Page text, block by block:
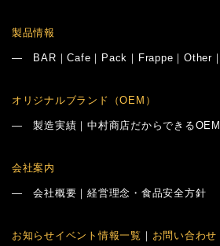
製品情報
― BAR ｜Cafe ｜ Pack ｜ Frappe ｜Other ｜
オリジナルブランド（OEM）
―製造実績 ｜中村商店だからできるOEM
会社案内
―会社概要 ｜経営理念・食品安全方針
お知らせイベント情報一覧 ｜ お問い合わせ